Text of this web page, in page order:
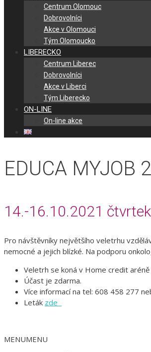
Centrum Olomouc
Dobrovolníci
Akce v Olomouci
Tým Olomoucko
LIBERECKO
Centrum Liberec
Dobrovolníci
Akce v Liberci
Tým Liberecko
ON-LINE
On-line akce
EDUCA MYJOB
14.-16.10.2021
Pro návštěvníky největšího veletrhu
nemocné a jejich blízké. Na podporu
Veletrh se koná v Home credit
Účast je zdarma.
Více informací na tel: 608 458 277
Leták zde
MENUMENU